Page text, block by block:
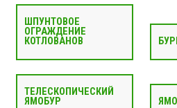
ШПУНТОВОЕ
ОГРАЖДЕНИЕ
КОТЛОВАНОВ
ТЕЛЕСКОПИЧЕСКИЙ
ЯМОБУР